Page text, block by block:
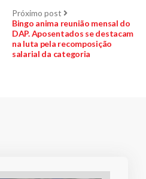
Próximo post Próximo
post:
Bingo anima reunião mensal do
DAP. Aposentados se destacam
na luta pela recomposição
salarial da categoria